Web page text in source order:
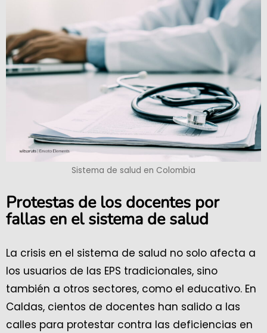
Sistema de salud en Colombia
Protestas de los docentes por
fallas en el sistema de salud
La crisis en el sistema de salud no solo afecta a
los usuarios de las EPS tradicionales, sino
también a otros sectores, como el educativo. En
Caldas, cientos de docentes han salido a las
calles para protestar contra las deficiencias en